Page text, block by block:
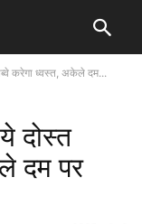
करेगा ध्वस्त, अकेले दम...
दोस्त
दम पर